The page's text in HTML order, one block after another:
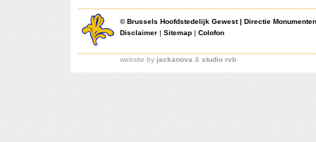
©Brussels Hoofdstedelijk Gewest| Directie
Disclaimer | Sitemap | Colofon
website by jackanova & studio rvb